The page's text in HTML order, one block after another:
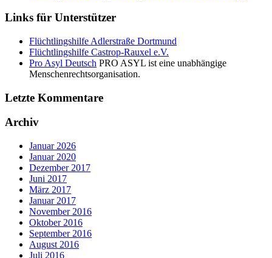
Links für Unterstützer
Flüchtlingshilfe Adlerstraße Dortmund
Flüchtlingshilfe Castrop-Rauxel e.V.
Pro Asyl Deutsch PRO ASYL ist eine unabhängige
Menschenrechtsorganisation.
Letzte Kommentare
Archiv
Januar 2026
Januar 2020
Dezember 2017
Juni 2017
März 2017
Januar 2017
November 2016
Oktober 2016
September 2016
August 2016
Juli 2016